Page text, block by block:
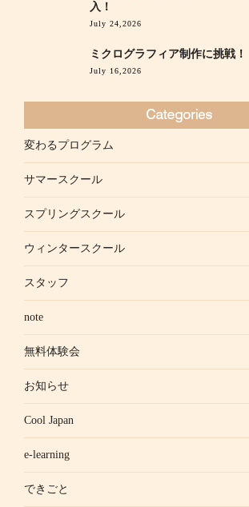
入！
July 24,2026
ミクログラフィア制作に挑戦！
July 16,2026
変わるプログラム
サマースクール
スプリングスクール
ウィンタースクール
スタッフ
note
無料体験会
お知らせ
Cool Japan
e-learning
できごと